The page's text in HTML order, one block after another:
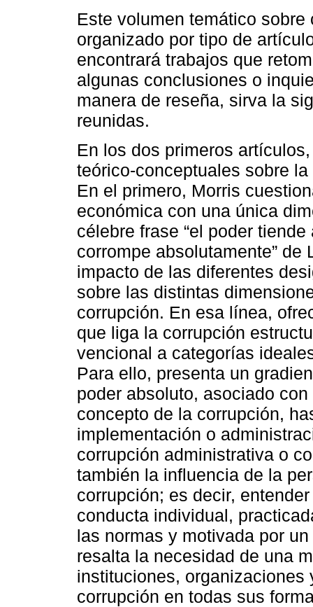
Este volumen temático
organizado por tipo de
encontrará trabajos que
algunas conclusiones o
manera de reseña, sirva la
reunidas.
En los dos primeros
teórico-conceptuales sobre
En el primero, Morris
económica con una única
célebre frase “el poder
corrompe absolutamente”
impacto de las diferentes
sobre las distintas
corrupción. En esa línea,
que liga la corrupción
vencional a categorías
Para ello, presenta un
poder absoluto, asociado
concepto de la corrupción,
implementación o
corrupción administrativa o
también la influencia de la
corrupción; es decir,
conducta individual,
las normas y motivada por
resalta la necesidad de una
instituciones, organizaciones
corrupción en todas sus